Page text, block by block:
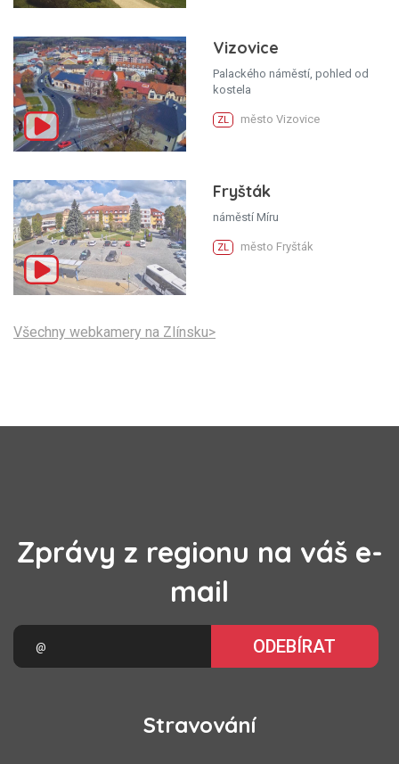
Vizovice
Palackého náměstí, pohled od
kostela
ZL město Vizovice
Fryšták
náměstí Míru
ZL město Fryšták
Všechny webkamery na Zlínsku>
Zprávy z regionu na váš e-
mail
ODEBÍRAT
Stravování